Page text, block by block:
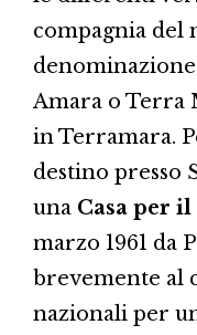
compagnia del
Amara o Terra
in Terramara.
destino presso
una Casa per
marzo 1961 da
brevemente al
nazionali per